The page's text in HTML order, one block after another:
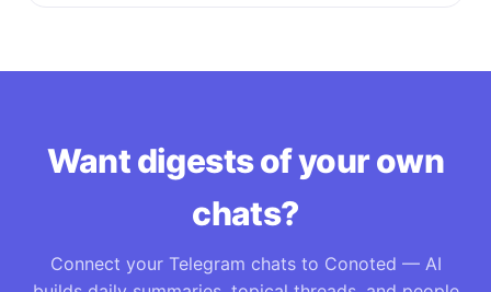
Want digests of your own
chats?
Connect your Telegram chats to Conoted — AI